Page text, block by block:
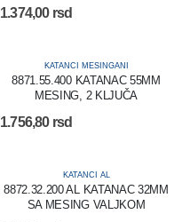
1.374,00 rsd
KATANCI MESINGANI
8871.55.400 KATANAC 55MM
MESING, 2 KLJUČA
1.756,80 rsd
KATANCI AL
8872.32.200 AL KATANAC 32MM
SA MESING VALJKOM